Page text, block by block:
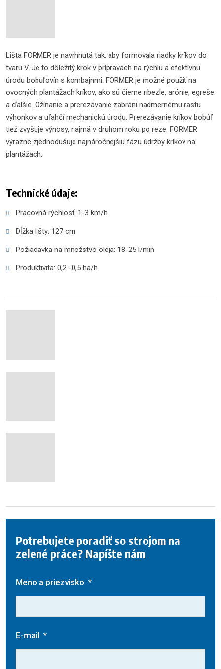
Lišta FORMER je navrhnutá tak, aby formovala riadky kríkov do
tvaru V. Je to dôležitý krok v prípravách na rýchlu a efektívnu
úrodu bobuľovín s kombajnmi. FORMER je možné použiť na
ovocných plantážach kríkov, ako sú čierne ríbezle, arónie, egreše
a ďalšie. Ožínanie a prerezávanie zabráni nadmernému rastu
výhonkov a uľahčí mechanickú úrodu. Prerezávanie kríkov bobúľ
tiež zvyšuje výnosy, najmä v druhom roku po reze. FORMER
výrazne zjednodušuje najnáročnejšiu fázu údržby kríkov na
plantážach.
Technické údaje:
Pracovná rýchlosť: 1-3 km/h
Dĺžka lišty: 127 cm
Požiadavka na množstvo oleja: 18-25 l/min
Produktivita: 0,2 -0,5 ha/h
Potrebujete poradiť so strojom na
zelené práce? Napíšte nám
Meno a priezvisko *
E-mail *